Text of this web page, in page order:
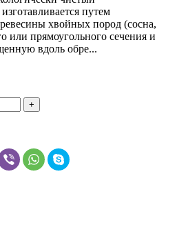
путем
хвойных пород (сосна,
или прямоугольного сечения и
вдоль обре...
+